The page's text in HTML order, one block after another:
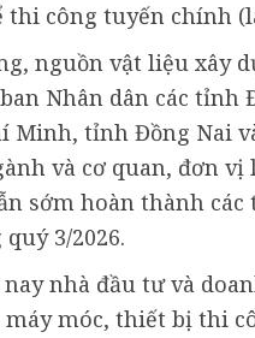
thi công tuyến chính
nguồn vật liệu xây
Nhân dân các tỉnh
Minh, tỉnh Đồng Nai
và cơ quan, đơn
sớm hoàn thành
3/2026.
nhà đầu tư và
máy móc, thiết bị thi